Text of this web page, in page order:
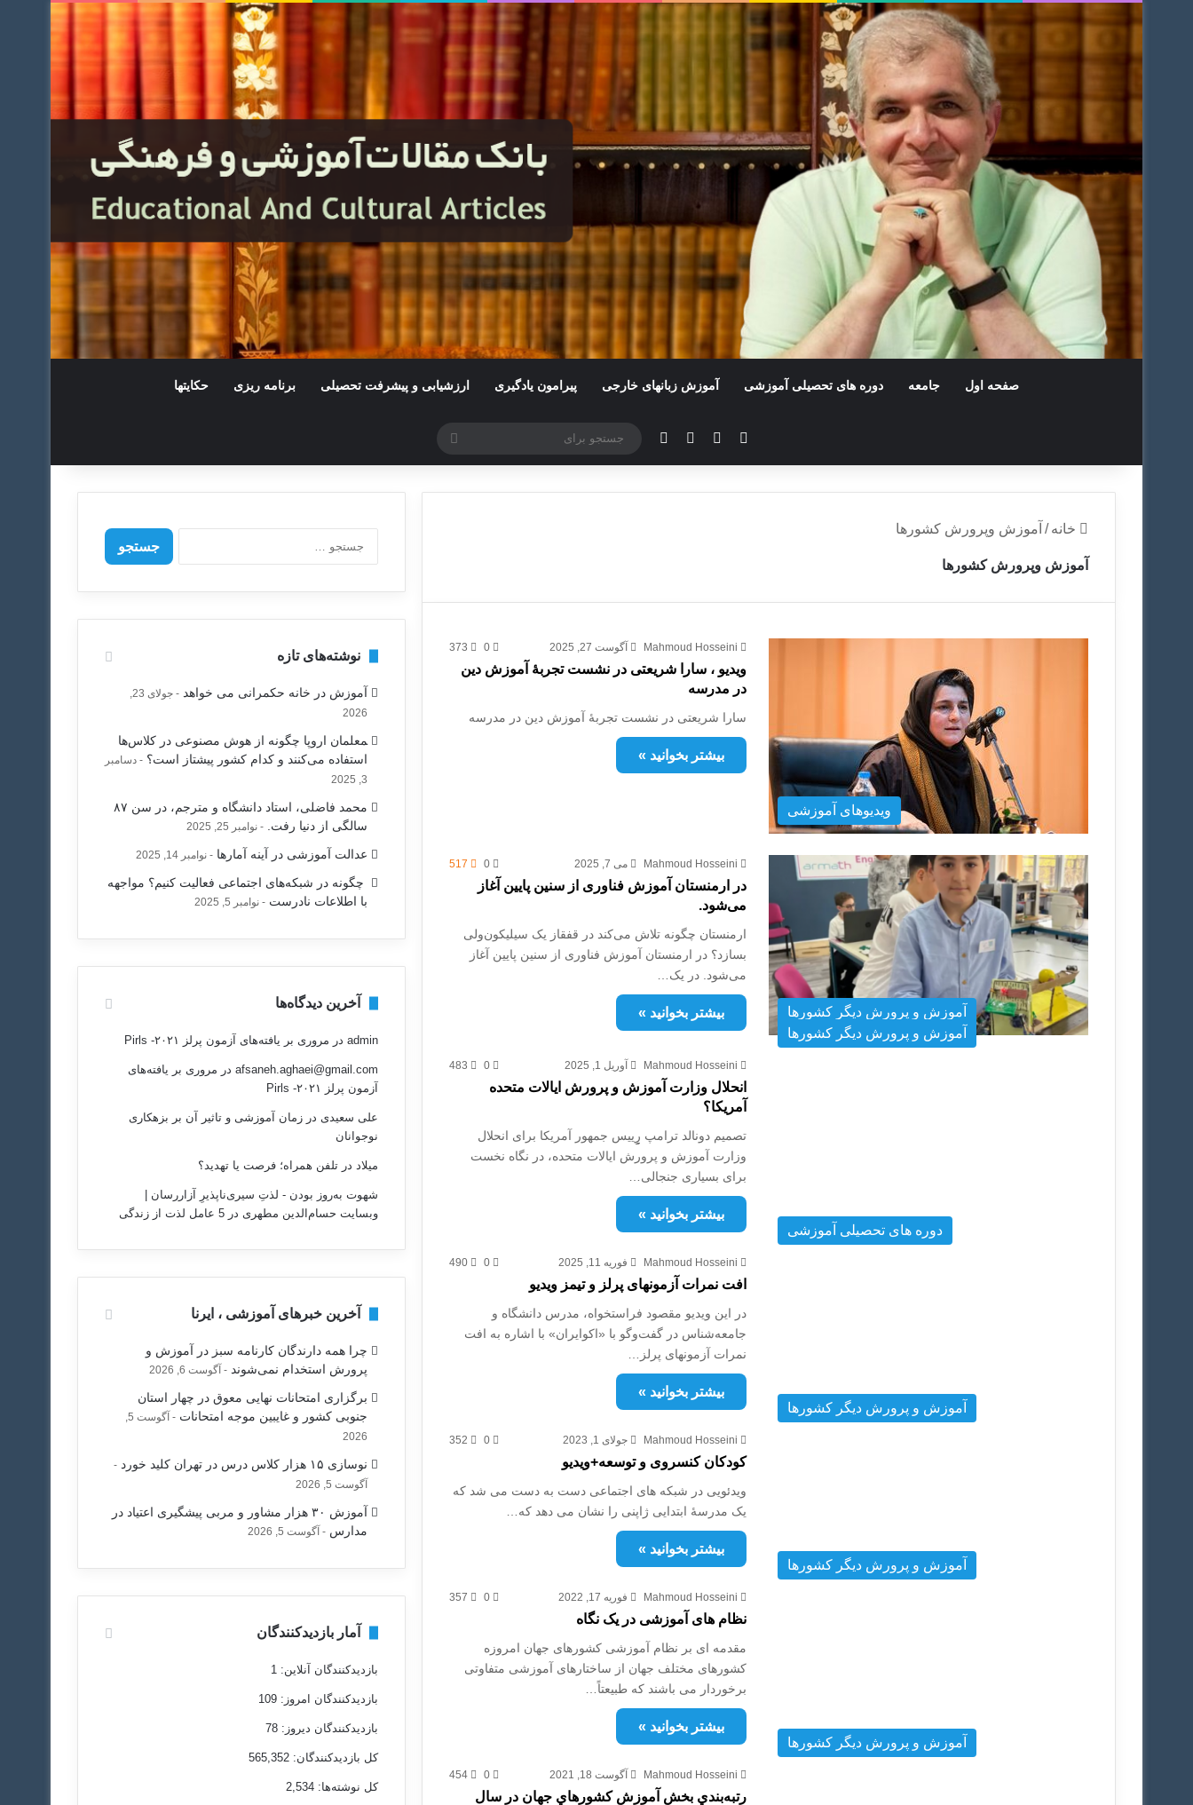
صفحه اول جامعه دوره های تحصیلی آموزشی آموزش زبانهای خارجی پیرامون یادگیری ارزشیابی و پیشرفت تحصیلی برنامه ریزی حکایتها
یوتیوبتلگرام آپارات تغییر پوسته
برای
خانه / آموزش وپرورش کشورها
آموزش وپرورش کشورها
ویدیوهای آموزشی
Mahmoud Hosseini آگوست 27, 2025 0
373
ویدیو ، سارا شریعتی در نشست تجربۀ آموزش دین
در مدرسه
سارا شریعتی در نشست تجربۀ آموزش دین در مدرسه
بیشتر بخوانید »
آموزش و پرورش دیگر کشورها
Mahmoud Hosseini می 7, 2025 0
517
در ارمنستان آموزش فناوری از سنین پایین آغاز
می‌شود.
ارمنستان چگونه تلاش می‌کند در قفقاز یک سیلیکون‌ولی
بسازد؟ در ارمنستان آموزش فناوری از سنین پایین آغاز
می‌شود. در یک…
بیشتر بخوانید »
آموزش و پرورش دیگر کشورها
Mahmoud Hosseini آوریل 1, 2025 0
483
انحلال وزارت آموزش و پرورش ایالات متحده
آمریکا؟
تصمیم دونالد ترامپ رِِِِِییس جمهور آمریکا برای انحلال
وزارت آموزش و پرورش ایالات متحده، در نگاه نخست
برای بسیاری جنجالی…
بیشتر بخوانید »
دوره های تحصیلی آموزشی
Mahmoud Hosseini فوریه 11, 2025 0
490
افت نمرات آزمونهای پرلز و تیمز ویدیو
در این ویدیو مقصود فراستخواه، مدرس دانشگاه و
جامعه‌شناس در گفت‌وگو با «اکوایران» با اشاره به افت
نمرات آزمونهای پرلز…
بیشتر بخوانید »
آموزش و پرورش دیگر کشورها
Mahmoud Hosseini جولای 1, 2023 0
352
کودکان کنسروی و توسعه+ویدیو
ویدئویی در شبکه های اجتماعی دست به دست می شد که
یک مدرسۀ ابتدایی ژاپنی را نشان می دهد که…
بیشتر بخوانید »
آموزش و پرورش دیگر کشورها
Mahmoud Hosseini فوریه 17, 2022 0
357
نظام های آموزشی در یک نگاه
مقدمه ای بر نظام آموزشی کشورهای جهان امروزه
کشورهای مختلف جهان از ساختارهای آموزشی متفاوتی
برخوردار می باشند که طبیعتاً…
بیشتر بخوانید »
آموزش و پرورش دیگر کشورها
Mahmoud Hosseini آگوست 18, 2021 0
454
رتبه‌بندي بخش آموزش کشورهاي جهان در سال
ج
س
ج
نوشته‌های تازه
آموزش در خانه حکمرانی می خواهد
2026
‍معلمان اروپا چگونه از هوش مصنوعی در کلاس‌ها
استفاده می‌کنند و کدام کشور پیشتاز است؟
دسامبر
3, 2025
محمد فاضلی، استاد دانشگاه و مترجم، در سن ۸۷
سالگی از دنیا رفت.
نوامبر 25, 2025
عدالت آموزشی در آینه آمارها نوامبر 14, 2025
‍ چگونه در شبکه‌های اجتماعی فعالیت کنیم؟ مواجهه
با اطلاعات نادرست
نوامبر 5, 2025
آخرین دیدگاه‌ها
admin در مروری بر یافته‌های آزمون پرلز ۲۰۲۱- Pirls
afsaneh.aghaei@gmail.com در مروری بر یافته‌های
آزمون پرلز ۲۰۲۱- Pirls
علی سعیدی درزمان آموزشی و تاثیر آن بر بزهکاری
نوجوانان
میلاد درتلفن همراه؛ فرصت يا تهديد؟
شهوت به‌روز بودن - لذتِ سیری‌ناپذیرِ آزاررسان |
وبسایت حسام‌الدین مطهری در5 عامل لذت از زندگی
آخرین خبرهای آموزشی ، ایرنا
چرا همه دارندگان کارنامه سبز در آموزش و
پرورش استخدام نمی‌شوند
آگوست 6, 2026
برگزاری امتحانات نهایی معوق در چهار استان
جنوبی کشور و غایبین موجه امتحانات
2026
نوسازی ۱۵ هزار کلاس درس در تهران کلید خورد
آگوست 5, 2026
آموزش ۳۰ هزار مشاور و مربی پیشگیری اعتیاد در
مدارس
آگوست 5, 2026
آمار بازدیدکنندگان
بازدیدکنندگان آنلاین: 1
بازدیدکنندگان امروز:109
بازدیدکنندگان دیروز:78
کل بازدیدکنند‌گان:565,352
کل نوشته‌ها:2,534